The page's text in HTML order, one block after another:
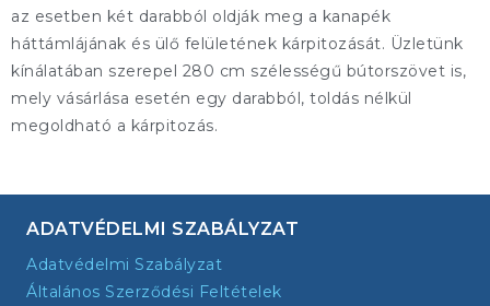
az esetben két darabból oldják meg a kanapék
háttámlájának és ülő felületének kárpitozását. Üzletünk
kínálatában szerepel 280 cm szélességű bútorszövet is,
mely vásárlása esetén egy darabból, toldás nélkül
megoldható a kárpitozás.
ADATVÉDELMI SZABÁLYZAT
Adatvédelmi Szabályzat
Általános Szerződési Feltételek